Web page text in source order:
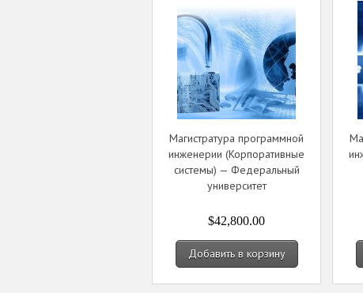
Магистратура программной
инженерии (Корпоративные
системы) — Федеральный
университет
$42,800.00
Добавить в корзину